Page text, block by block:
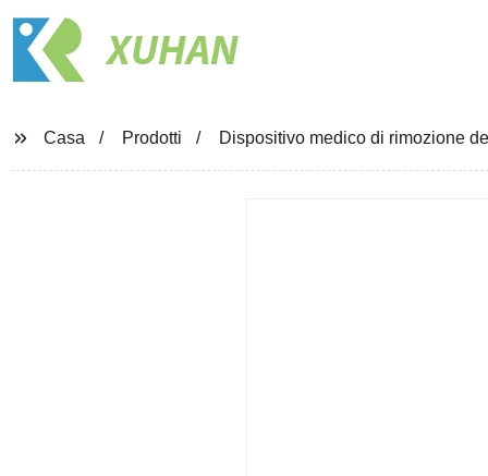
XUHAN
Casa Prodotti Dispositivo medico di rimozione